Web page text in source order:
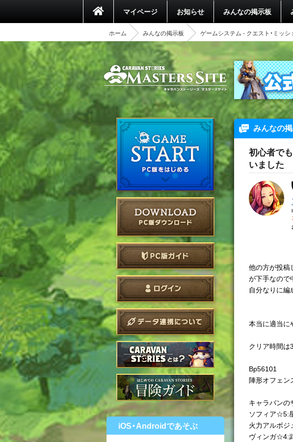
マイページ お知らせ みんなの掲示板
ホーム みんなの掲示板 ゲームシステム - クエスト・ミッシ
iOS・Androidであそぶ
みんなの
初心者で
いました
他の方が投稿
が下手なので
自分なりに編
本当に適当に
クリア時間は
Bp56101
陣形オフェン
キャラバンの
ソフィア☆5:
火力アルボ
ヴィンガ☆4: